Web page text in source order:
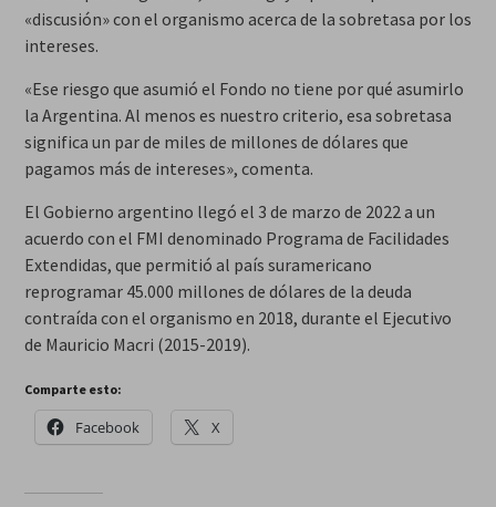
«discusión» con el organismo acerca de la sobretasa por los
intereses.
«Ese riesgo que asumió el Fondo no tiene por qué asumirlo
la Argentina. Al menos es nuestro criterio, esa sobretasa
significa un par de miles de millones de dólares que
pagamos más de intereses», comenta.
El Gobierno argentino llegó el 3 de marzo de 2022 a un
acuerdo con el FMI denominado Programa de Facilidades
Extendidas, que permitió al país suramericano
reprogramar 45.000 millones de dólares de la deuda
contraída con el organismo en 2018, durante el Ejecutivo
de Mauricio Macri (2015-2019).
Comparte esto:
Facebook X